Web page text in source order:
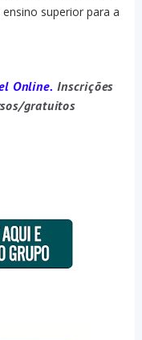
superior para a
Online. Inscrições
gratuitos